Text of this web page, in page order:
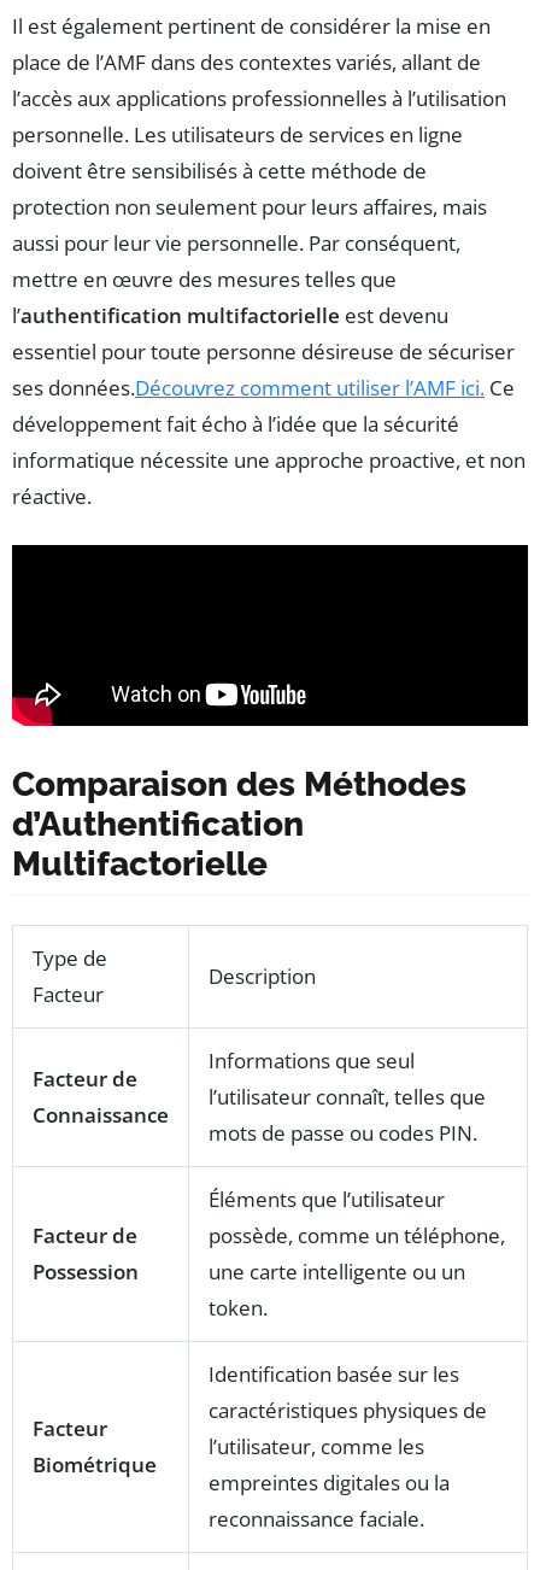
Il est également pertinent de considérer la mise en
place de l’AMF dans des contextes variés, allant de
l’accès aux applications professionnelles à l’utilisation
personnelle. Les utilisateurs de services en ligne
doivent être sensibilisés à cette méthode de
protection non seulement pour leurs affaires, mais
aussi pour leur vie personnelle. Par conséquent,
mettre en œuvre des mesures telles que
l’authentification multifactorielle est devenu
essentiel pour toute personne désireuse de sécuriser
ses données.Découvrez comment utiliser l’AMF ici. Ce
développement fait écho à l’idée que la sécurité
informatique nécessite une approche proactive, et non
réactive.
Comparaison des Méthodes
d’Authentification
Multifactorielle
Type de
Facteur
Description
Facteur de
Connaissance
Informations que seul
l’utilisateur connaît, telles que
mots de passe ou codes PIN.
Facteur de
Possession
Éléments que l’utilisateur
possède, comme un téléphone,
une carte intelligente ou un
token.
Facteur
Biométrique
Identification basée sur les
caractéristiques physiques de
l’utilisateur, comme les
empreintes digitales ou la
reconnaissance faciale.